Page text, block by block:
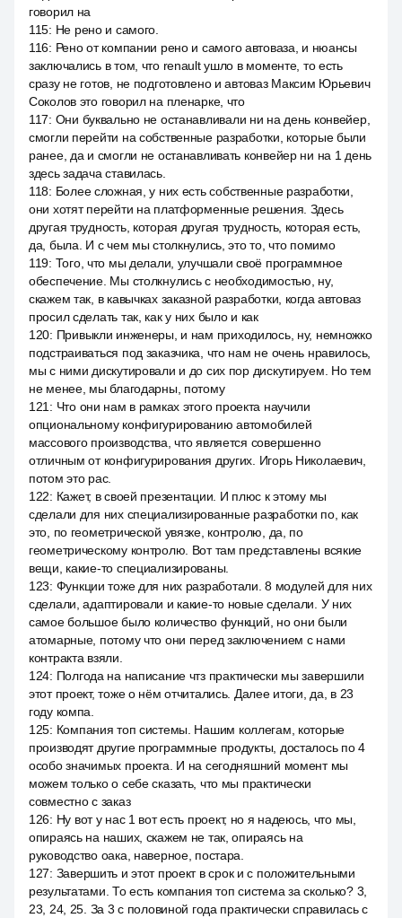
говорил на
115: Не рено и самого.
116: Рено от компании рено и самого автоваза, и нюансы
заключались в том, что renault ушло в моменте, то есть
сразу не готов, не подготовлено и автоваз Максим Юрьевич
Соколов это говорил на пленарке, что
117: Они буквально не останавливали ни на день конвейер,
смогли перейти на собственные разработки, которые были
ранее, да и смогли не останавливать конвейер ни на 1 день
здесь задача ставилась.
118: Более сложная, у них есть собственные разработки,
они хотят перейти на платформенные решения. Здесь
другая трудность, которая другая трудность, которая есть,
да, была. И с чем мы столкнулись, это то, что помимо
119: Того, что мы делали, улучшали своё программное
обеспечение. Мы столкнулись с необходимостью, ну,
скажем так, в кавычках заказной разработки, когда автоваз
просил сделать так, как у них было и как
120: Привыкли инженеры, и нам приходилось, ну, немножко
подстраиваться под заказчика, что нам не очень нравилось,
мы с ними дискутировали и до сих пор дискутируем. Но тем
не менее, мы благодарны, потому
121 : Что они нам в рамках этого проекта научили
опциональному конфигурированию автомобилей
массового производства, что является совершенно
отличным от конфигурирования других. Игорь Николаевич,
потом это рас.
122: Кажет, в своей презентации. И плюс к этому мы
сделали для них специализированные разработки по, как
это, по геометрической увязке, контролю, да, по
геометрическому контролю. Вот там представлены всякие
вещи, какие-то специализированы.
123: Функции тоже для них разработали. 8 модулей для них
сделали, адаптировали и какие-то новые сделали. У них
самое большое было количество функций, но они были
атомарные, потому что они перед заключением с нами
контракта взяли.
124: Полгода на написание чтз практически мы завершили
этот проект, тоже о нём отчитались. Далее итоги, да, в 23
году компа.
125: Компания топ системы. Нашим коллегам, которые
производят другие программные продукты, досталось по 4
особо значимых проекта. И на сегодняшний момент мы
можем только о себе сказать, что мы практически
совместно с заказ
126: Ну вот у нас 1 вот есть проект, но я надеюсь, что мы,
опираясь на наших, скажем не так, опираясь на
руководство оака, наверное, постара.
127: Завершить и этот проект в срок и с положительными
результатами. То есть компания топ система за сколько? 3,
23, 24, 25. За 3 с половиной года практически справилась с